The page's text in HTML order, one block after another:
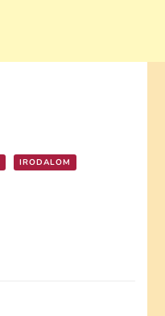
IRODALOM